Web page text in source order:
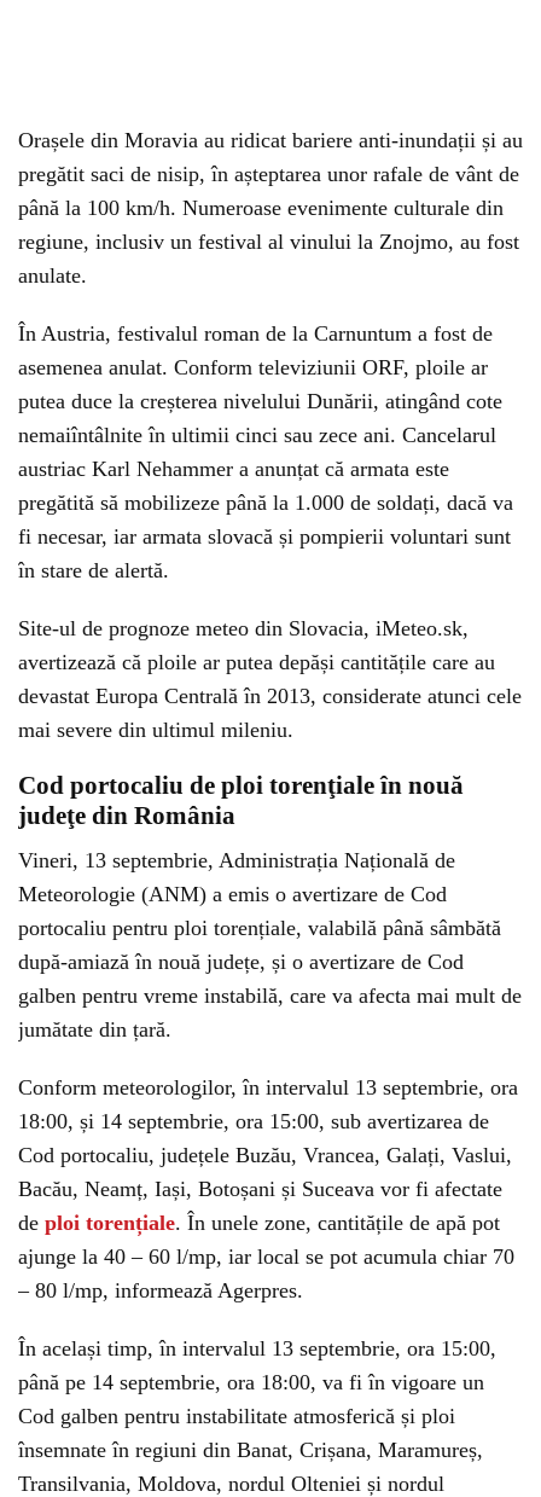
Orașele din Moravia au ridicat bariere anti-inundații și au
pregătit saci de nisip, în așteptarea unor rafale de vânt de
până la 100 km/h. Numeroase evenimente culturale din
regiune, inclusiv un festival al vinului la Znojmo, au fost
anulate.
În Austria, festivalul roman de la Carnuntum a fost de
asemenea anulat. Conform televiziunii ORF, ploile ar
putea duce la creșterea nivelului Dunării, atingând cote
nemaiîntâlnite în ultimii cinci sau zece ani. Cancelarul
austriac Karl Nehammer a anunțat că armata este
pregătită să mobilizeze până la 1.000 de soldați, dacă va
fi necesar, iar armata slovacă și pompierii voluntari sunt
în stare de alertă.
Site-ul de prognoze meteo din Slovacia, iMeteo.sk,
avertizează că ploile ar putea depăși cantitățile care au
devastat Europa Centrală în 2013, considerate atunci cele
mai severe din ultimul mileniu.
Cod portocaliu de ploi torenţiale în nouă
judeţe din România
Vineri, 13 septembrie, Administrația Națională de
Meteorologie (ANM) a emis o avertizare de Cod
portocaliu pentru ploi torențiale, valabilă până sâmbătă
după-amiază în nouă județe, și o avertizare de Cod
galben pentru vreme instabilă, care va afecta mai mult de
jumătate din țară.
Conform meteorologilor, în intervalul 13 septembrie, ora
18:00, și 14 septembrie, ora 15:00, sub avertizarea de
Cod portocaliu, județele Buzău, Vrancea, Galați, Vaslui,
Bacău, Neamț, Iași, Botoșani și Suceava vor fi afectate
de ploi torențiale. În unele zone, cantitățile de apă pot
ajunge la 40 – 60 l/mp, iar local se pot acumula chiar 70
– 80 l/mp, informează Agerpres.
În același timp, în intervalul 13 septembrie, ora 15:00,
până pe 14 septembrie, ora 18:00, va fi în vigoare un
Cod galben pentru instabilitate atmosferică și ploi
însemnate în regiuni din Banat, Crișana, Maramureș,
Transilvania, Moldova, nordul Olteniei și nordul